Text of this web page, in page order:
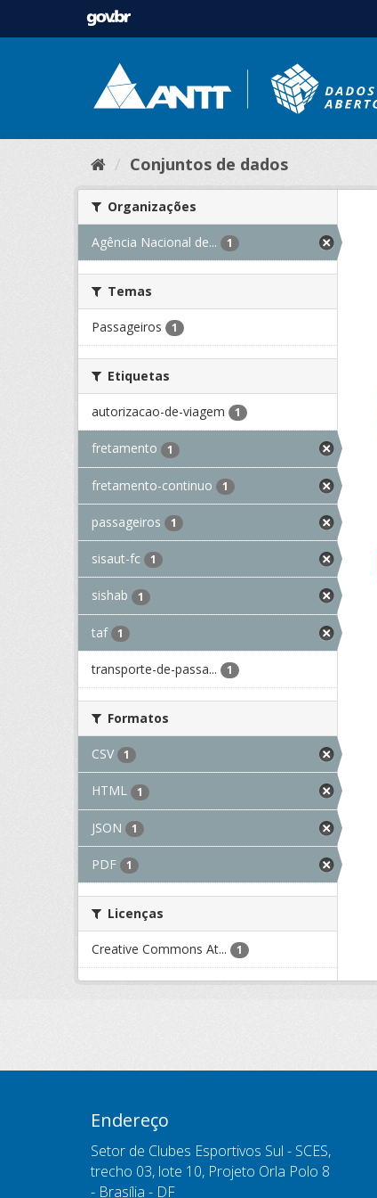
Conjuntos de dados
Organizações
Agência Nacional de... 1
Temas
Passageiros 1
Etiquetas
autorizacao-de-viagem 1
fretamento 1
fretamento-continuo 1
passageiros 1
sisaut-fc 1
sishab 1
taf 1
transporte-de-passa... 1
Formatos
CSV 1
HTML 1
JSON 1
PDF 1
Licenças
Creative Commons At... 1
Endereço
Setor de Clubes Esportivos Sul - SCES,
trecho 03, lote 10, Projeto Orla Polo 8
- Brasília - DF